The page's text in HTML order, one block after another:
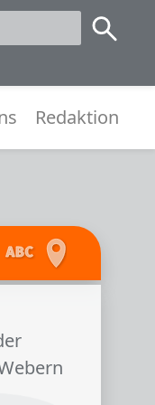
Redaktion